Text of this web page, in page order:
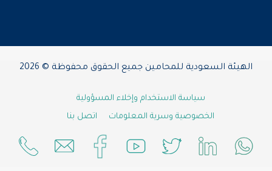
الهيئة السعودية للمحامين جميع الحقوق محفوظة © 2026
سياسة الاستخدام وإخلاء المسؤولية
الخصوصية وسرية المعلومات
اتصل بنا